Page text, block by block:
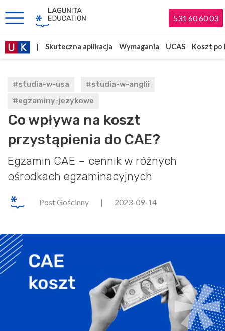
531 60 60 03
| Skuteczna aplikacja Wymagania UCAS Koszt po
#studia-w-usa
#studia-w-anglii
#egzaminy-jezykowe
Co wpływa na koszt
przystąpienia do CAE?
Egzamin CAE – cennik w różnych
ośrodkach egzaminacyjnych
Post Gościnny | 2023-09-14